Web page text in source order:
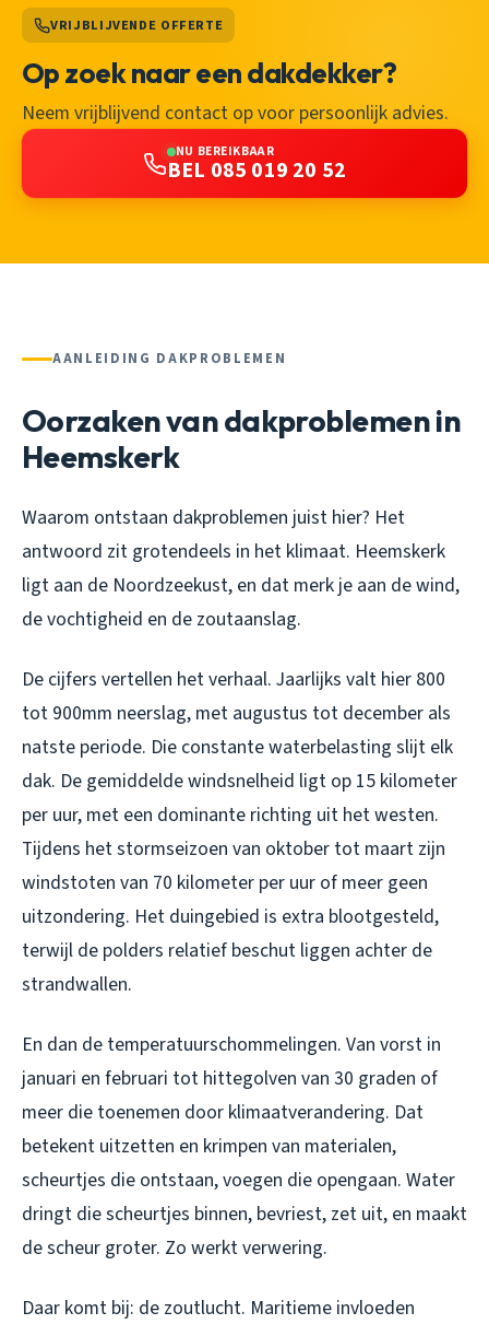
VRIJBLIJVENDE OFFERTE
Op zoek naar een dakdekker?
Neem vrijblijvend contact op voor persoonlijk advies.
NU BEREIKBAAR
BEL 085 019 20 52
AANLEIDING DAKPROBLEMEN
Oorzaken van dakproblemen in
Heemskerk
Waarom ontstaan dakproblemen juist hier? Het
antwoord zit grotendeels in het klimaat. Heemskerk
ligt aan de Noordzeekust, en dat merk je aan de wind,
de vochtigheid en de zoutaanslag.
De cijfers vertellen het verhaal. Jaarlijks valt hier 800
tot 900mm neerslag, met augustus tot december als
natste periode. Die constante waterbelasting slijt elk
dak. De gemiddelde windsnelheid ligt op 15 kilometer
per uur, met een dominante richting uit het westen.
Tijdens het stormseizoen van oktober tot maart zijn
windstoten van 70 kilometer per uur of meer geen
uitzondering. Het duingebied is extra blootgesteld,
terwijl de polders relatief beschut liggen achter de
strandwallen.
En dan de temperatuurschommelingen. Van vorst in
januari en februari tot hittegolven van 30 graden of
meer die toenemen door klimaatverandering. Dat
betekent uitzetten en krimpen van materialen,
scheurtjes die ontstaan, voegen die opengaan. Water
dringt die scheurtjes binnen, bevriest, zet uit, en maakt
de scheur groter. Zo werkt verwering.
Daar komt bij: de zoutlucht. Maritieme invloeden